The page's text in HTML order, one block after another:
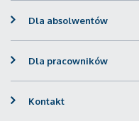
Dla absolwentów
Dla pracowników
Kontakt